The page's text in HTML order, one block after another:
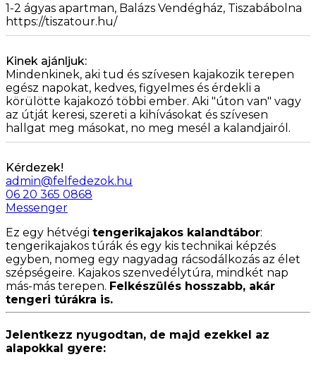
1-2 ágyas apartman, Balázs Vendégház, Tiszabábolna
https://tiszatour.hu/
Kinek ajánljuk:
Mindenkinek, aki tud és szívesen kajakozik terepen
egész napokat, kedves, figyelmes és érdekli a
körülötte kajakozó többi ember. Aki "úton van" vagy
az útját keresi, szereti a kihívásokat és szívesen
hallgat meg másokat, no meg mesél a kalandjairól.
Kérdezek!
admin@felfedezok.hu
06 20 365 0868
Messenger
Ez egy hétvégi tengerikajakos kalandtábor:
tengerikajakos túrák és egy kis technikai képzés
egyben, nomeg egy nagyadag rácsodálkozás az élet
szépségeire. Kajakos szenvedélytúra, mindkét nap
más-más terepen. Felkészülés hosszabb, akár
tengeri túrákra is.
Jelentkezz nyugodtan, de majd ezekkel az
alapokkal gyere: